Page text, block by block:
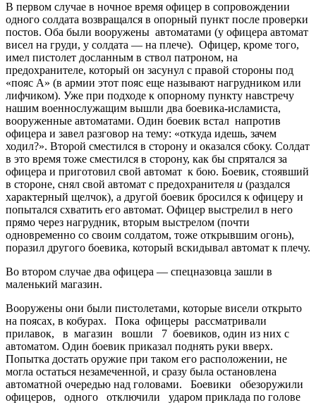
В первом случае в ночное время офицер в сопровождении
одного солдата возвращался в опорный пункт после проверки
постов. Оба были вооружены автоматами (у офицера автомат
висел на груди, у солдата — на плече). Офицер, кроме того,
имел пистолет досланным в ствол патроном, на
предохранителе, который он засунул с правой стороны под
«пояс А» (в армии этот пояс еще называют нагрудником или
лифчиком). Уже при подходе к опорному пункту навстречу
нашим военнослужащим вышли два боевика-исламиста,
вооруженные автоматами. Один боевик встал напротив
офицера и завел разговор на тему: «откуда идешь, зачем
ходил?». Второй сместился в сторону и оказался сбоку. Солдат
в это время тоже сместился в сторону, как бы спрятался за
офицера и приготовил свой автомат к бою. Боевик, стоявший
в стороне, снял свой автомат с предохранителя и (раздался
характерный щелчок), а другой боевик бросился к офицеру и
попытался схватить его автомат. Офицер выстрелил в него
прямо через нагрудник, вторым выстрелом (почти
одновременно со своим солдатом, тоже открывшим огонь),
поразил другого боевика, который вскидывал автомат к плечу.
Во втором случае два офицера — спецназовца зашли в
маленький магазин.
Вооружены они были пистолетами, которые висели открыто
на поясах, в кобурах. Пока офицеры рассматривали
прилавок, в магазин вошли 7 боевиков, один из них с
автоматом. Один боевик приказал поднять руки вверх.
Попытка достать оружие при таком его расположении, не
могла остаться незамеченной, и сразу была остановлена
автоматной очередью над головами. Боевики обезоружили
офицеров, одного отключили ударом приклада по голове